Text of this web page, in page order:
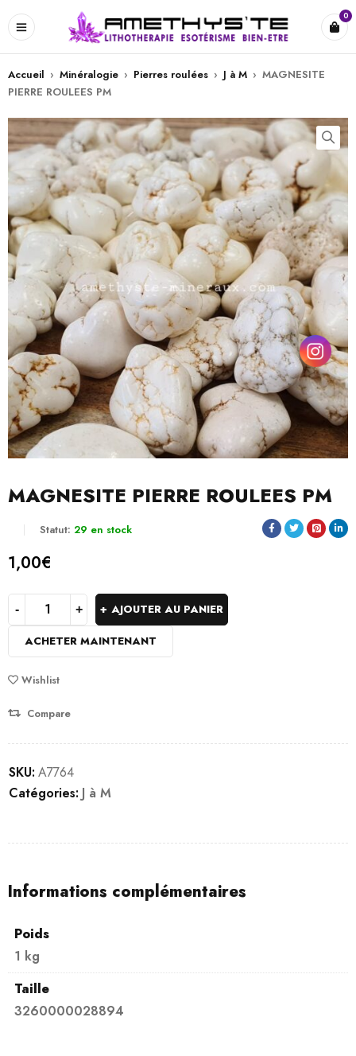
0
Accueil › Minéralogie › Pierres roulées › J à M › MAGNESITE
PIERRE ROULEES PM
MAGNESITE PIERRE ROULEES PM
Statut: 29 en stock
1,00€
AJOUTER AU PANIER
ACHETER MAINTENANT
Wishlist
Compare
SKU: A7764
Catégories: J à M
Informations complémentaires
Poids
1 kg
Taille
3260000028894